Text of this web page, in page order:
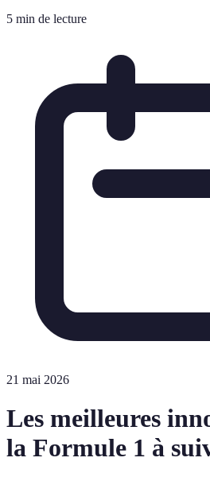
5 min de lecture
21 mai 2026
Les meilleures
la Formule 1 à